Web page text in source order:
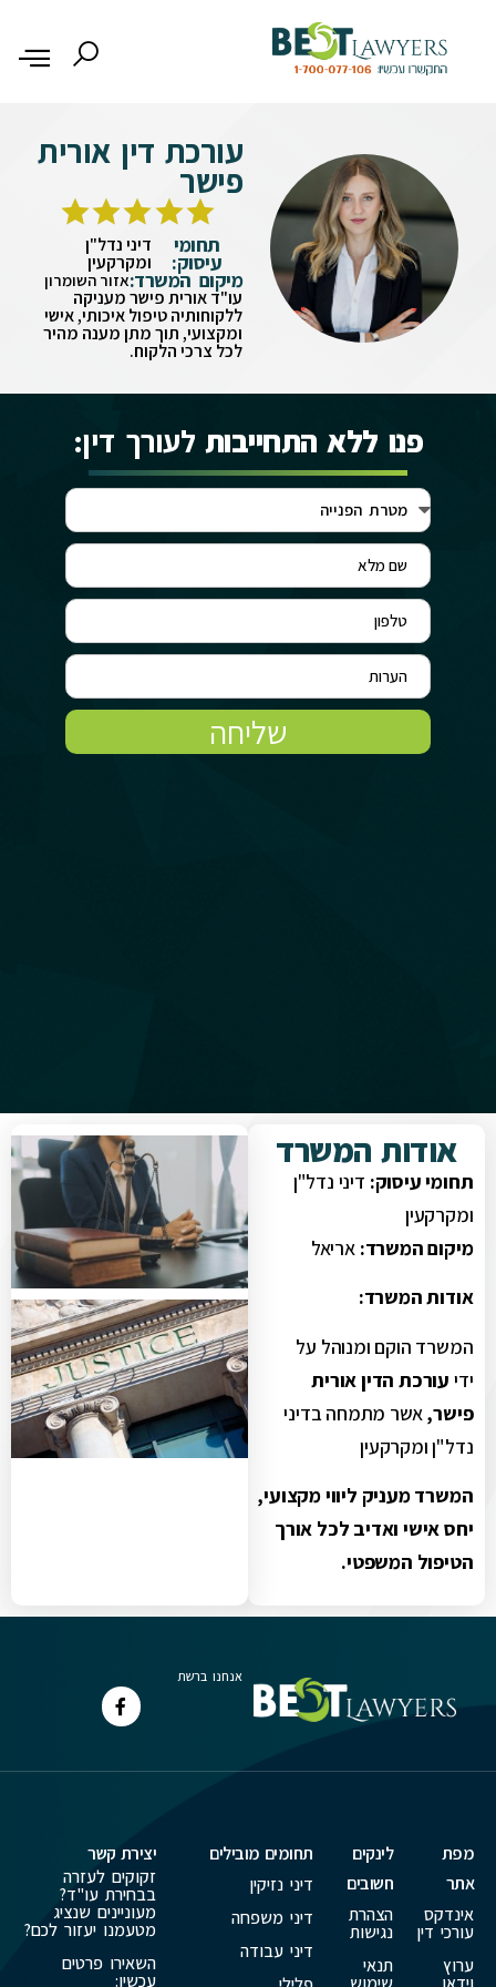
עורכת דין אורית
פישר
תחומי
עיסוק:
דיני נדל"ן
ומקרקעין
מיקום המשרד:אזור השומרון
עו"ד אורית פישר מעניקה
ללקוחותיה טיפול איכותי, אישי
ומקצועי, תוך מתן מענה מהיר
לכל צרכי הלקוח.
פנו ללא התחייבות לעורך דין:
שליחה
אודות המשרד
תחומי עיסוק: דיני נדל"ן
ומקרקעין
מיקום המשרד: אריאל
אודות המשרד:
המשרד הוקם ומנוהל על
ידי עורכת הדין אורית
פישר,אשר מתמחה בדיני
נדל"ן ומקרקעין
המשרד מעניק ליווי מקצועי,
יחס אישי ואדיב לכל אורך
הטיפול המשפטי.
אנחנו ברשת
מפת
אתר
אינדקס
עורכי דין
ערוץ
לינקים
חשובים
הצהרת
נגישות
תנאי
תחומים מובילים
דיני נזיקין
דיני משפחה
דיני עבודה
יצירת קשר
זקוקים לעזרה
בבחירת עו"ד?
מעוניינים שנציג
מטעמנו יעזור לכם?
השאירו פרטים
עכשיו: